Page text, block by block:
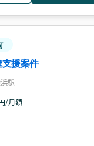
支援案件
駅
/月額